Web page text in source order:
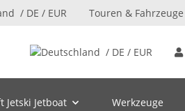
/ DE / EUR Touren & Fahrzeuge
/ DE / EUR
Jetski Jetboat Werkzeuge